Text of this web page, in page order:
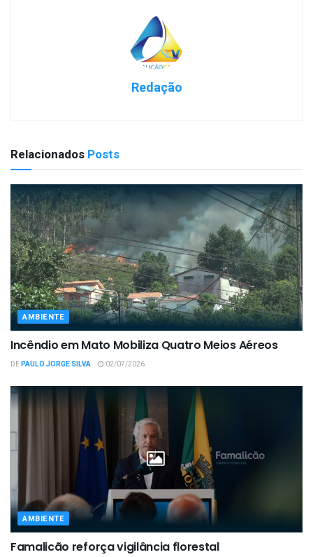
Redação
Relacionados Posts
AMBIENTE
Incêndio em Mato Mobiliza Quatro Meios Aéreos
DEPAULO JORGE SILVA 02/07/2026
AMBIENTE
Famalicão reforça vigilância florestal